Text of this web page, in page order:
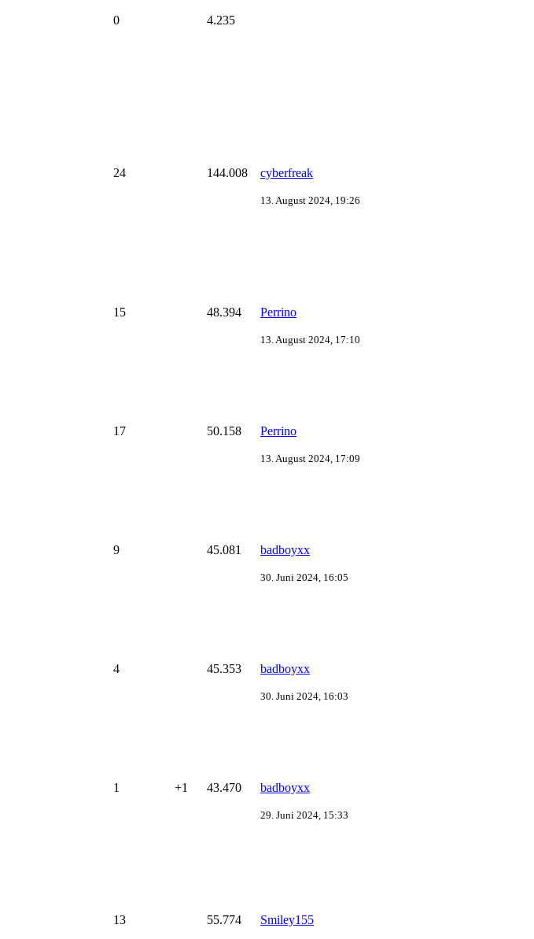
0 4.235
24 144.008 cyberfreak
13. August 2024, 19:26
15 48.394 Perrino
13. August 2024, 17:10
17 50.158 Perrino
13. August 2024, 17:09
9 45.081 badboyxx
30. Juni 2024, 16:05
4 45.353 badboyxx
30. Juni 2024, 16:03
1 +1 43.470 badboyxx
29. Juni 2024, 15:33
13 55.774 Smiley155